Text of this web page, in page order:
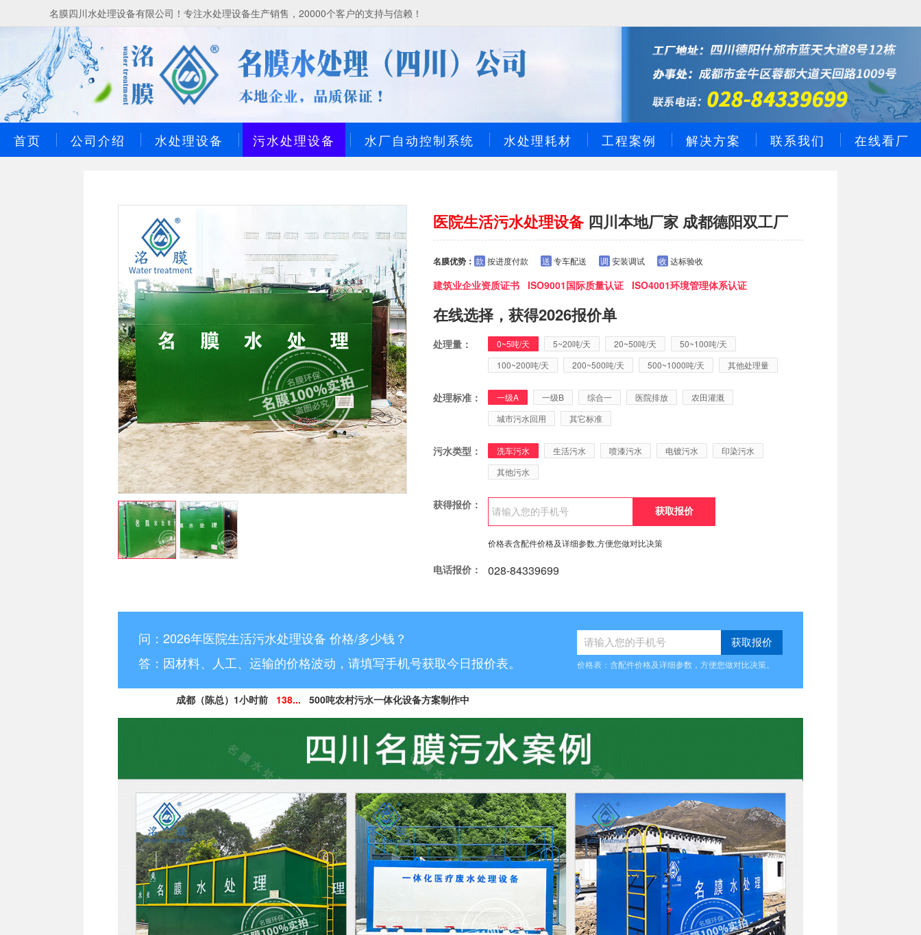
名膜四川水处理设备有限公司！专注水处理设备生产销售，20000个客户的支持与信赖！
首页 公司介绍 水处理设备 污水处理设备 水厂自动控制系统 水处理耗材 工程案例 解决方案 联系我们 在线看厂
医院生活污水处理设备 四川本地厂家 成都德阳双工厂
名膜优势： 款 按进度付款 送 专车配送 调 安装调试 收 达标验收
建筑业企业资质证书 ISO9001国际质量认证 ISO4001环境管理体系认证
在线选择，获得2026报价单
处理量： 0~5吨/天 5~20吨/天 20~50吨/天
50~100吨/天
100~200吨/天
200~500吨/天 500~1000吨/天 其他处理量
处理标准： 一级A 一级B 综合一 医院排放
农田灌溉
城市污水回用
其它标准
污水类型： 洗车污水 生活污水 喷漆污水 电镀污水
印染污水
其他污水
获得报价：
价格表含配件价格及详细参数,方便您做对比决策
电话报价： 028-84339699
问：2026年医院生活污水处理设备 价格/多少钱？
答：因材料、人工、运输的价格波动，请填写手机号获取今日报价表。
价格表：含配件价格及详细参数，方便您做对比决策。
成都（陈总）1小时前 138...
500吨农村污水一体化设备方案制作中
德阳（林小姐）3小时前 158... 10吨工业污水设备报价已发送
南充（黄总）7小时前
182... 70吨气浮机产品参数表已发送
阿坝州（杨经理）30分钟前
136... 5吨小型污水处理设备合同已签订
广安（祝总）10分钟前 155... 1000吨污水处理厂咨询已完成
资阳（范女士）1天前 138... 10吨豆制品污水一体化设备已发货
乐山（马总）15分钟前 152... 50吨养猪污水处理报价表已发送
成都（吴经理）1天前
100吨脱硫污水处理设备报价单已发送
泸州（朱经理）5天前 182... 30吨生活污水处理设备合同已签订